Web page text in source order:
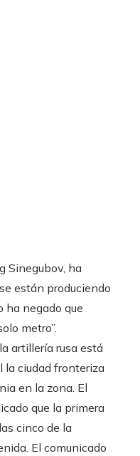
Sinegubov, ha
están produciendo
ha negado que
metro”.
artillería rusa está
la ciudad fronteriza
en la zona. El
que la primera
cinco de la
El comunicado